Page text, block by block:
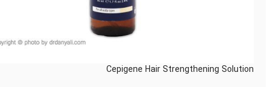
Cepigene Hair Strengthening Solution